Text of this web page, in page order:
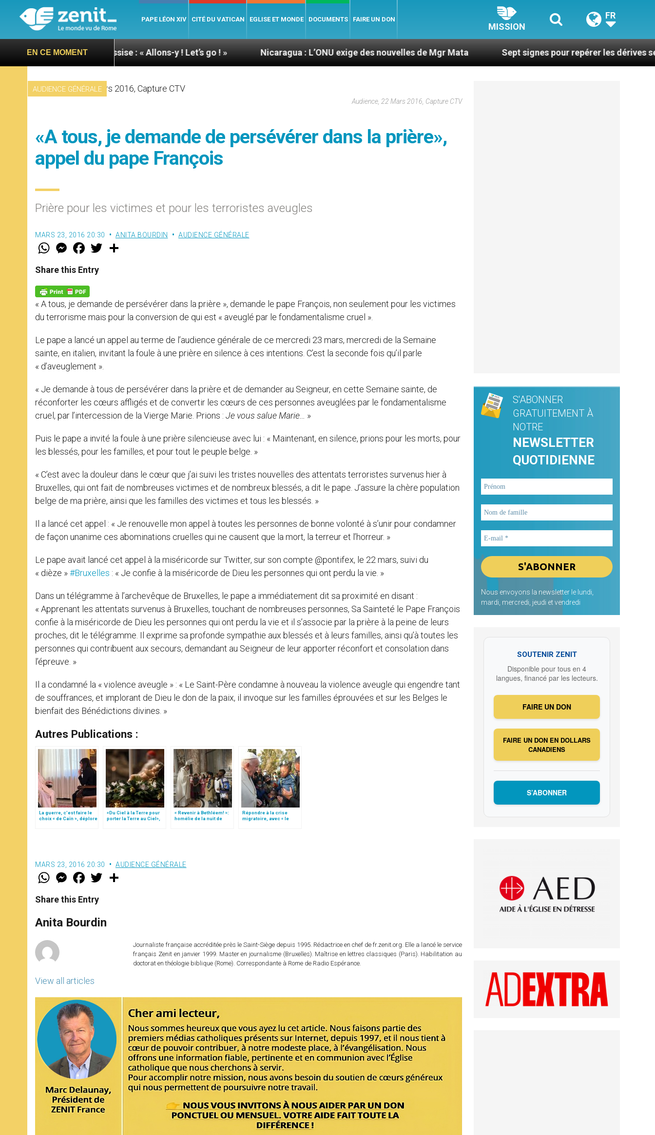
PAPE LÉON XIV CITÉ DU VATICAN EGLISE ET MONDE DOCUMENTS FAIRE UN DON
MISSION
FR
EN CE MOMENT
du pape à Assise : « Allons-y ! Let’s go ! » Nicaragua : L’ONU exige des nouvelles de Mgr Mata Sept signes pour repérer les dérives sectaires du
AUDIENCE GÉNÉRALE
Audience, 22 Mars 2016, Capture CTV
«A tous, je demande de persévérer dans la prière»,
appel du pape François
Prière pour les victimes et pour les terroristes aveugles
MARS 23, 2016 20:30 ANITA BOURDIN AUDIENCE GÉNÉRALE
W
t
s
p
p
M
e
s
e
g
e
r
F
a
e
b
o
k
w
Share this Entry
« A tous, je demande de persévérer dans la prière », demande le pape François, non seulement pour les victimes
du terrorisme mais pour la conversion de qui est « aveuglé par le fondamentalisme cruel ».
Le pape a lancé un appel au terme de l’audience générale de ce mercredi 23 mars, mercredi de la Semaine
sainte, en italien, invitant la foule à une prière en silence à ces intentions. C’est la seconde fois qu’il parle
« d’aveuglement ».
« Je demande à tous de persévérer dans la prière et de demander au Seigneur, en cette Semaine sainte, de
réconforter les cœurs affligés et de convertir les cœurs de ces personnes aveuglées par le fondamentalisme
cruel, par l’intercession de la Vierge Marie. Prions : Je vous salue Marie… »
Puis le pape a invité la foule à une prière silencieuse avec lui : « Maintenant, en silence, prions pour les morts, pour
les blessés, pour les familles, et pour tout le peuple belge. »
« C’est avec la douleur dans le cœur que j’ai suivi les tristes nouvelles des attentats terroristes survenus hier à
Bruxelles, qui ont fait de nombreuses victimes et de nombreux blessés, a dit le pape. J’assure la chère population
belge de ma prière, ainsi que les familles des victimes et tous les blessés. »
Il a lancé cet appel : « Je renouvelle mon appel à toutes les personnes de bonne volonté à s’unir pour condamner
de façon unanime ces abominations cruelles qui ne causent que la mort, la terreur et l’horreur. »
Le pape avait lancé cet appel à la miséricorde sur Twitter, sur son compte @pontifex, le 22 mars, suivi du
« dièze »#Bruxelles : « Je confie à la miséricorde de Dieu les personnes qui ont perdu la vie. »
Dans un télégramme à l’archevêque de Bruxelles, le pape a immédiatement dit sa proximité en disant :
« Apprenant les attentats survenus à Bruxelles, touchant de nombreuses personnes, Sa Sainteté le Pape François
confie à la miséricorde de Dieu les personnes qui ont perdu la vie et il s’associe par la prière à la peine de leurs
proches, dit le télégramme. Il exprime sa profonde sympathie aux blessés et à leurs familles, ainsi qu’à toutes les
personnes qui contribuent aux secours, demandant au Seigneur de leur apporter réconfort et consolation dans
l’épreuve. »
Il a condamné la « violence aveugle » : « Le Saint-Père condamne à nouveau la violence aveugle qui engendre tant
de souffrances, et implorant de Dieu le don de la paix, il invoque sur les familles éprouvées et sur les Belges le
bienfait des Bénédictions divines. »
Autres Publications :
La guerre, c’est faire le
choix « de Caïn », déplore
«Du Ciel à la Terre pour
porter la Terre au Ciel»,
« Revenir à Bethléem! »:
homélie de la nuit de
Noël (texte complet)
Répondre à la crise
migratoire, avec « le
MARS 23, 2016 20:30 AUDIENCE GÉNÉRALE
W
t
s
p
p
M
e
s
e
g
e
F
a
e
b
o
k
w
r
Share this Entry
Anita Bourdin
View all articles
Journaliste française accréditée près le Saint-Siège depuis 1995. Rédactrice en chef de fr.zenit.org. Elle a lancé le service
français Zenit en janvier 1999. Master en journalisme (Bruxelles). Maîtrise en lettres classiques (Paris). Habilitation au
doctorat en théologie biblique (Rome). Correspondante à Rome de Radio Espérance.
S'ABONNER
GRATUITEMENT À
NOTRE
NEWSLETTER
QUOTIDIENNE
Nous envoyons la newsletter le lundi,
mardi, mercredi, jeudi et vendredi
SOUTENIR ZENIT
Disponible pour tous en 4
langues, financé par les lecteurs.
FAIRE UN DON
FAIRE UN DON EN DOLLARS
CANADIENS
S’ABONNER